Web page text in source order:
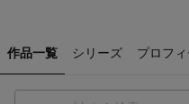
作品一覧 シリーズ プロフ